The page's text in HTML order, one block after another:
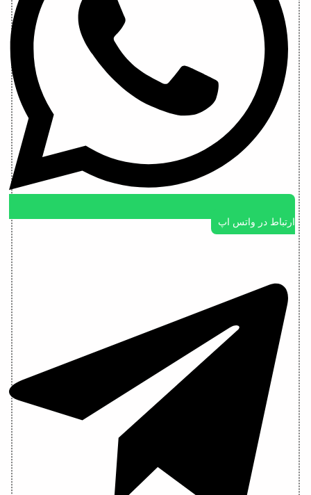
ارتباط در واتس اپ